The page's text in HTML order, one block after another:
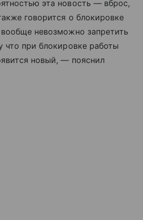
эта новость — вброс,
говорится о блокировке
невозможно запретить
что при блокировке работы
новый, — пояснил